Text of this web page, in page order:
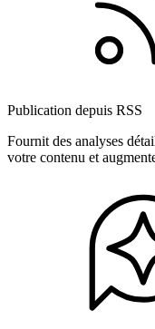
Publication depuis RSS
Fournit des analyses
votre contenu et